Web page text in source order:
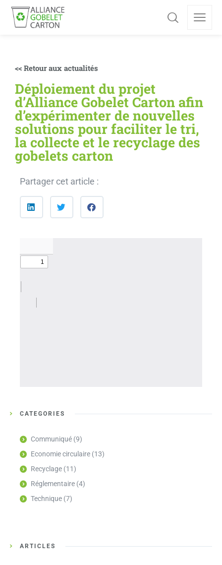
<< Retour aux actualités
Déploiement du projet
d’Alliance Gobelet Carton afin
d’expérimenter de nouvelles
solutions pour faciliter le tri,
la collecte et le recyclage des
gobelets carton
Partager cet article :
CATÉGORIES
Communiqué (9)
Economie circulaire (13)
Recyclage (11)
Réglementaire (4)
Technique (7)
ARTICLES